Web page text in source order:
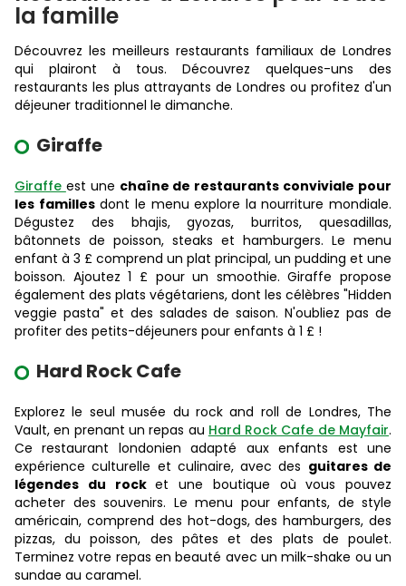
la famille
Découvrez les meilleurs restaurants familiaux de Londres
qui plairont à tous. Découvrez quelques-uns des
restaurants les plus attrayants de Londres ou profitez d'un
déjeuner traditionnel le dimanche.
Giraffe
Giraffe est une chaîne de restaurants conviviale pour
les famillesdont le menu explore la nourriture mondiale.
Dégustez des bhajis, gyozas, burritos, quesadillas,
bâtonnets de poisson, steaks et hamburgers. Le menu
enfant à 3 £ comprend un plat principal, un pudding et une
boisson. Ajoutez 1 £ pour un smoothie. Giraffe propose
également des plats végétariens, dont les célèbres "Hidden
veggie pasta" et des salades de saison. N'oubliez pas de
profiter des petits-déjeuners pour enfants à 1 £ !
Hard Rock Cafe
Explorez le seul musée du rock and roll de Londres, The
Vault, en prenant un repas au Hard Rock Cafe de Mayfair.
Ce restaurant londonien adapté aux enfants est une
expérience culturelle et culinaire, avec des guitares de
légendes du rocket une boutique où vous pouvez
acheter des souvenirs. Le menu pour enfants, de style
américain, comprend des hot-dogs, des hamburgers, des
pizzas, du poisson, des pâtes et des plats de poulet.
Terminez votre repas en beauté avec un milk-shake ou un
sundae au caramel.